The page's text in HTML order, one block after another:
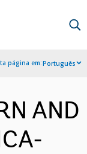
página em:Português
AND